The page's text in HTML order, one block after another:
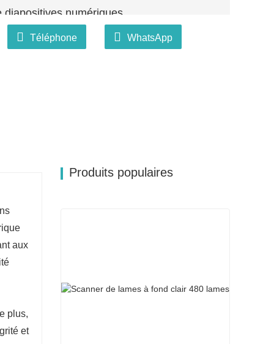
numériques.
ordinateurs.
Téléphone WhatsApp
aux
plus,
et
Produits populaires